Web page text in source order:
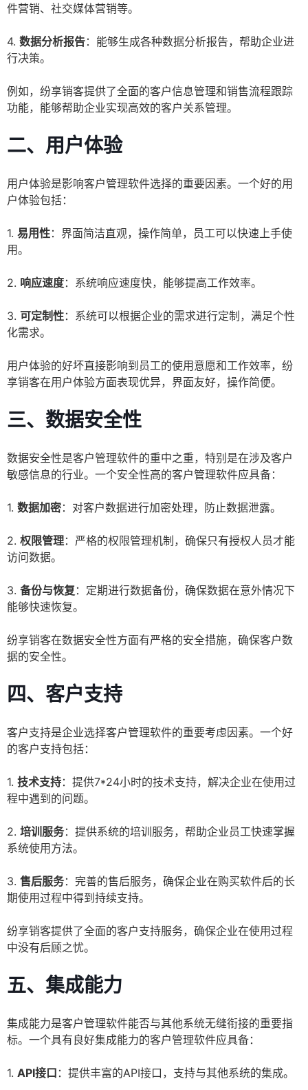
件营销、社交媒体营销等。
4. 数据分析报告：能够生成各种数据分析报告，帮助企业进
行决策。
例如，纷享销客提供了全面的客户信息管理和销售流程跟踪
功能，能够帮助企业实现高效的客户关系管理。
二、用户体验
用户体验是影响客户管理软件选择的重要因素。一个好的用
户体验包括：
1. 易用性：界面简洁直观，操作简单，员工可以快速上手使
用。
2. 响应速度：系统响应速度快，能够提高工作效率。
3. 可定制性：系统可以根据企业的需求进行定制，满足个性
化需求。
用户体验的好坏直接影响到员工的使用意愿和工作效率，纷
享销客在用户体验方面表现优异，界面友好，操作简便。
三、数据安全性
数据安全性是客户管理软件的重中之重，特别是在涉及客户
敏感信息的行业。一个安全性高的客户管理软件应具备：
1. 数据加密：对客户数据进行加密处理，防止数据泄露。
2. 权限管理：严格的权限管理机制，确保只有授权人员才能
访问数据。
3. 备份与恢复 ：定期进行数据备份，确保数据在意外情况下
能够快速恢复。
纷享销客在数据安全性方面有严格的安全措施，确保客户数
据的安全性。
四、客户支持
客户支持是企业选择客户管理软件的重要考虑因素。一个好
的客户支持包括：
1. 技术支持：提供7*24小时的技术支持，解决企业在使用过
程中遇到的问题。
2. 培训服务：提供系统的培训服务，帮助企业员工快速掌握
系统使用方法。
3. 售后服务：完善的售后服务，确保企业在购买软件后的长
期使用过程中得到持续支持。
纷享销客提供了全面的客户支持服务，确保企业在使用过程
中没有后顾之忧。
五、集成能力
集成能力是客户管理软件能否与其他系统无缝衔接的重要指
标。一个具有良好集成能力的客户管理软件应具备：
1. API接口 ：提供丰富的API接口，支持与其他系统的集成。